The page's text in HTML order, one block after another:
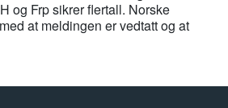
mot Noreg for
og Frp sikrer flertall. Norske
at meldingen er vedtatt og at